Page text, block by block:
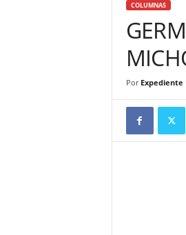
COLUMNAS
Por Expediente